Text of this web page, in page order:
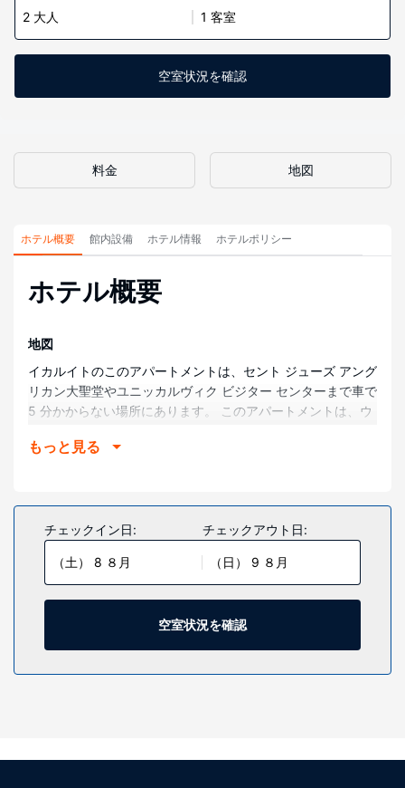
2 大人 1 客室
空室状況を確認
料金 地図
ホテル概要 館内設備 ホテル情報 ホテルポリシー
ホテル概要
地図
イカルイトのこのアパートメントは、セント ジューズ アング
リカン大聖堂やユニッカルヴィク ビジター センターまで車で
5 分かからない場所にあります。 このアパートメントは、ウ
にあります。
アパートメントには大型冷蔵庫 / 冷凍庫とオーブン付きのキ
ッチンが備わり、快適にお過ごしいただけます。薄型テレビ
をご利用いただけます。独立した応接スペースと電子レンジ
があり、ハウスキーピングサービスはリクエストにより提供
されます。
もっと見る
チェックイン日:
（土） 8 ８月
チェックアウト日:
（日） 9 ８月
空室状況を確認